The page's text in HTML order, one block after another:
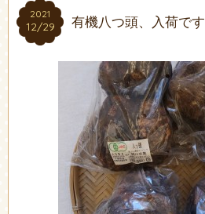
2021
12/29
2021
12/29 有機八つ頭、入荷です